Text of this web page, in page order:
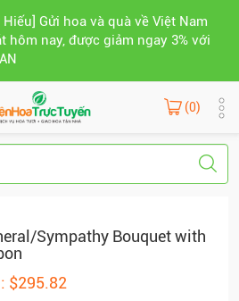
Hiếu] Gửi hoa và quà về Việt Nam
hôm nay, được giảm ngay 3% với
(0)
Sympathy Bouquet with
$295.82